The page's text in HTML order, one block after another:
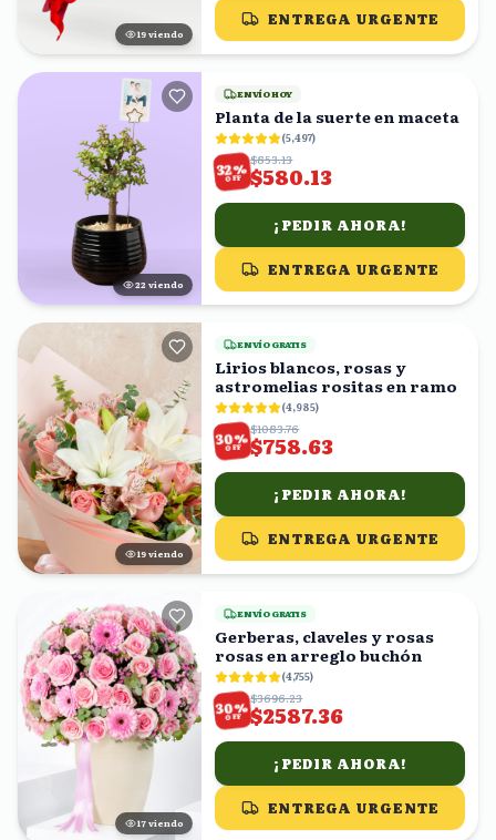
20 viendo
ENTREGA URGENTE
21 viendo
ENVÍO HOY
Planta de la suerte en maceta
(5,497)
32%
OFF
$853.13
$580.13
¡PEDIR AHORA!
ENTREGA URGENTE
19 viendo
ENVÍO GRATIS
Lirios blancos, rosas y
astromelias rositas en ramo
(4,985)
30%
OFF
$1083.76
$758.63
¡PEDIR AHORA!
ENTREGA URGENTE
18 viendo
ENVÍO GRATIS
Gerberas, claveles y rosas
rosas en arreglo buchón
(4,755)
30%
OFF
$3696.23
$2587.36
¡PEDIR AHORA!
ENTREGA URGENTE